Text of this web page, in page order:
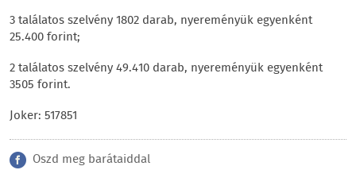
3 találatos szelvény 1802 darab, nyereményük egyenként
25.400 forint;
2 találatos szelvény 49.410 darab, nyereményük egyenként
3505 forint.
Joker: 517851
Oszd meg barátaiddal